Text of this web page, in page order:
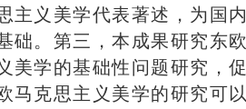
主义美学代表著述，为国
础。第三，本成果研究东
美学的基础性问题研究，
马克思主义美学的研究可